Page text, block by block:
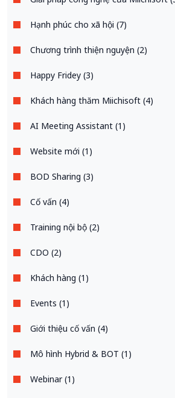
Hạnh phúc cho xã hội (7)
Chương trình thiện nguyện (2)
Happy Fridey (3)
Khách hàng thăm Miichisoft (4)
AI Meeting Assistant (1)
Website mới (1)
BOD Sharing (3)
Cố vấn (4)
Training nội bộ (2)
CDO (2)
Khách hàng (1)
Events (1)
Giới thiệu cố vấn (4)
Mô hình Hybrid & BOT (1)
Webinar (1)